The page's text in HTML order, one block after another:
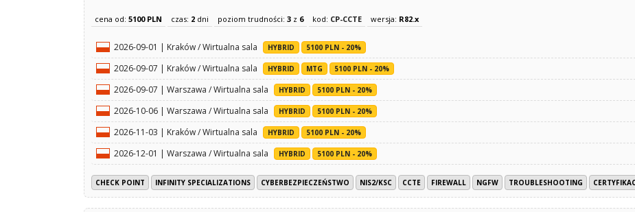
cena od: 5100 PLN czas: 2 dni poziom trudności: 3 z 6 kod: CP-CCTE wersja: R82.x
2026-09-01 | Kraków / Wirtualna sala HYBRID 5100 PLN - 20%
2026-09-07 | Kraków / Wirtualna sala HYBRID MTG 5100 PLN - 20%
2026-09-07 | Warszawa / Wirtualna sala HYBRID 5100 PLN - 20%
2026-10-06 | Warszawa / Wirtualna sala HYBRID 5100 PLN - 20%
2026-11-03 | Kraków / Wirtualna sala HYBRID 5100 PLN - 20%
2026-12-01 | Warszawa / Wirtualna sala HYBRID 5100 PLN - 20%
CHECK POINT INFINITY SPECIALIZATIONS CYBERBEZPIECZEŃSTWO NIS2/KSC CCTE FIREWALL NGFW TROUBLESHOOTING